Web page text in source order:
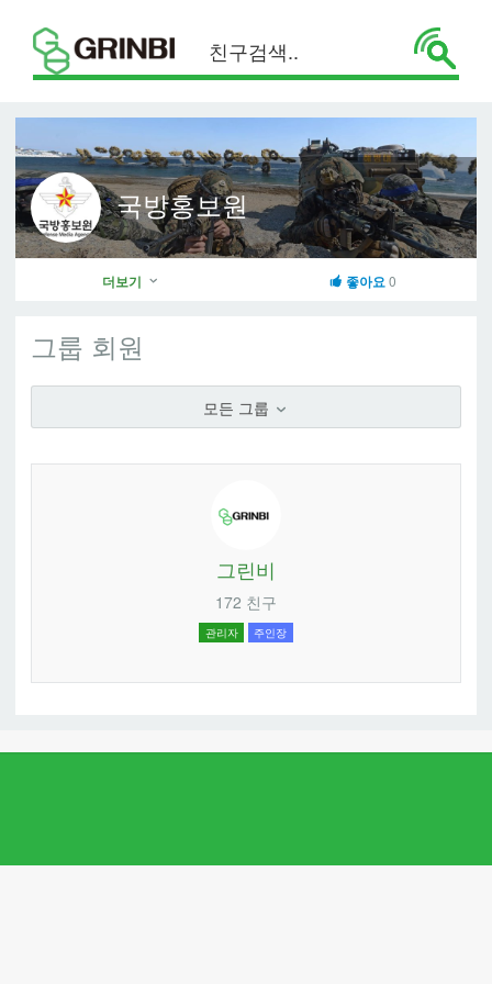
국방홍보원
더보기 좋아요 0
그룹 회원
모든 그룹
그린비
172 친구
관리자 주인장